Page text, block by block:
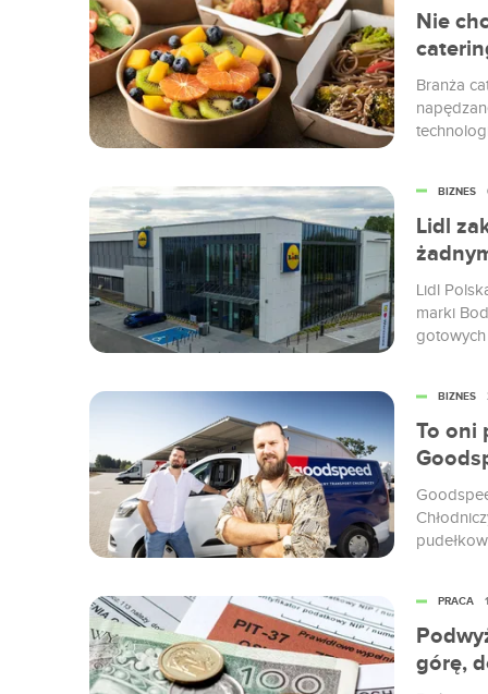
Nie
Branża
Lidl
Lidl
marki
gotowych
BIZNES
To oni
po
BIZNES
górę,
PRACA